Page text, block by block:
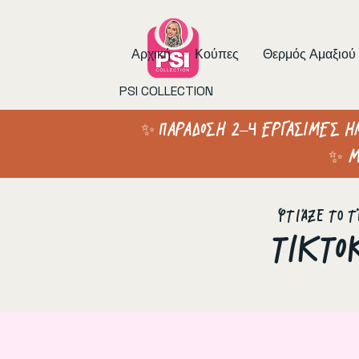
PSI COLLECTION
Αρχική Κούπες Θερμός Αμαξιού
✨ ΠΑΡΑΔΟΣΗ 2–4 ΕΡΓΑΣΙΜΕΣ
✨
Φτιάξε το